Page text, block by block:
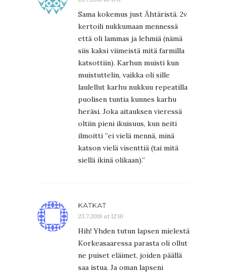
Sama kokemus just Ähtäristä. 2v
kertoili nukkumaan mennessä
että oli lammas ja lehmiä (nämä
siis kaksi viimeistä mitä farmilla
katsottiin). Karhun muisti kun
muistuttelin, vaikka oli sille
laulellut karhu nukkuu repeatilla
puolisen tuntia kunnes karhu
heräsi. Joka aitauksen vieressä
oltiin pieni ikuisuus, kun neiti
ilmoitti ”ei vielä mennä, minä
katson vielä visenttiä (tai mitä
siellä ikinä olikaan).”
KATKAT
23.7.2018 at 12:10
Hih! Yhden tutun lapsen mielestä
Korkeasaaressa parasta oli ollut
ne puiset eläimet, joiden päällä
saa istua. Ja oman lapseni